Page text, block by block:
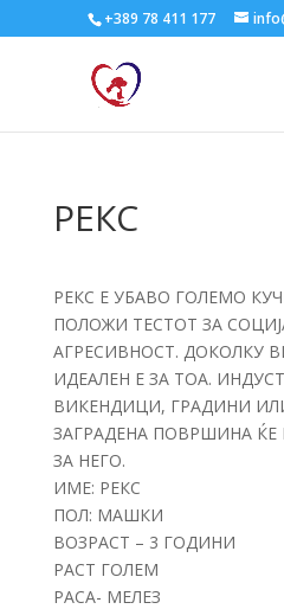
+389 78 411 177
РЕКС
РЕКС Е УБАВО ГОЛЕМО
ПОЛОЖИ ТЕСТОТ ЗА
АГРЕСИВНОСТ. ДОКОЛКУ
ИДЕАЛЕН Е ЗА ТОА.
ВИКЕНДИЦИ, ГРАДИНИ
ЗАГРАДЕНА ПОВРШИНА
ЗА НЕГО.
ИМЕ: РЕКС
ПОЛ: МАШКИ
ВОЗРАСТ – 3 ГОДИНИ
РАСТ ГОЛЕМ
РАСА- МЕЛЕЗ